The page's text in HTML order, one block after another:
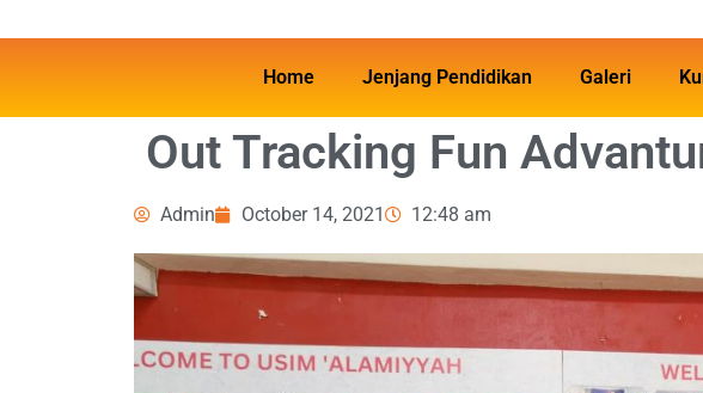
Home Jenjang Pendidikan Galeri
Out Tracking Fun
Admin October 14, 2021 12:48 am